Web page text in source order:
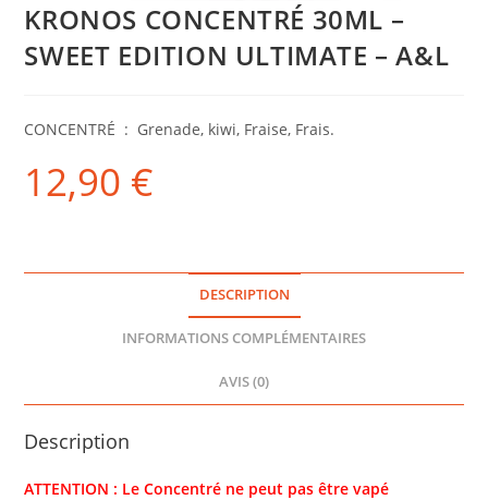
KRONOS CONCENTRÉ 30ML –
SWEET EDITION ULTIMATE – A&L
CONCENTRÉ : Grenade, kiwi, Fraise, Frais.
12,90 €
DESCRIPTION
INFORMATIONS COMPLÉMENTAIRES
AVIS (0)
Description
ATTENTION : Le Concentré ne peut pas être vapé